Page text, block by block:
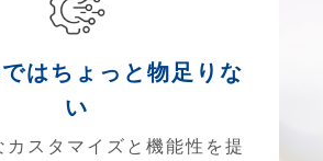
はちょっと物足りな
い
カスタマイズと機能性を提